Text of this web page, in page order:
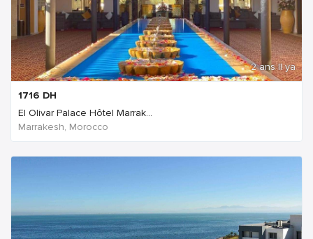
2 ans Il ya
1716 DH
El Olivar Palace Hôtel Marrak...
Marrakesh, Morocco